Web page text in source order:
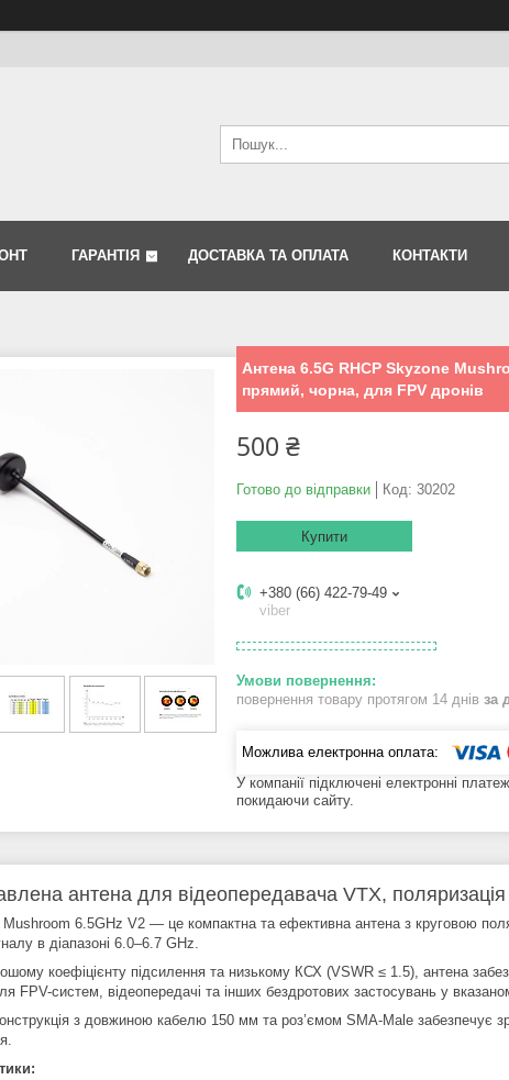
ГАРАНТІЯ ДОСТАВКА ТА ОПЛАТА КОНТАКТИ
Антена 6.5G RHCP Skyzone
прямий, чорна, для FPV дронів
500 ₴
Готово до відправки Код: 30202
Купити
+380 (66) 422-79-49
viber
повернення товару протягом 14 днів за
У компанії підключені електронні
покидаючи сайту.
антена для відеопередавача VTX,
6.5GHz V2 — це компактна та ефективна антена з круговою
в діапазоні 6.0–6.7 GHz.
коефіцієнту підсилення та низькому КСХ (VSWR ≤ 1.5), антена
FPV-систем, відеопередачі та інших бездротових застосувань у
з довжиною кабелю 150 мм та роз’ємом SMA-Male забезпечує